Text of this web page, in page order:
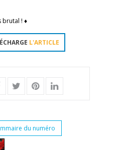
brutal ! ♦
L'ARTICLE
du numéro